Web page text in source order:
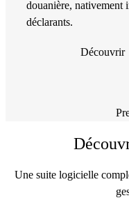
douanière, nativement
déclarants.
Découvrir
Une suite logicielle